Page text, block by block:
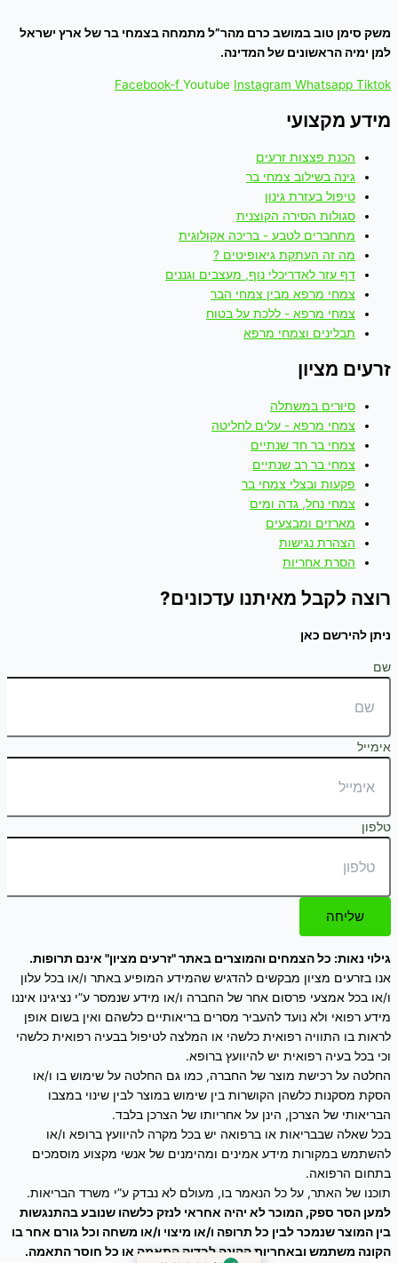
משק סימן טוב במושב כרם מהר”ל מתמחה בצמחי בר של ארץ ישראל
למן ימיה הראשונים של המדינה.
Facebook-f Youtube Instagram Whatsapp Tiktok
מידע מקצועי
הכנת פצצות זרעים
גינה בשילוב צמחי בר
טיפול בעזרת גינון
סגולות הסירה הקוצנית
מתחברים לטבע - בריכה אקולוגית
מה זה העתקת גיאופיטים ?
דף עזר לאדריכלי נוף, מעצבים וגננים
צמחי מרפא מבין צמחי הבר
צמחי מרפא - ללכת על בטוח
תבלינים וצמחי מרפא
זרעים מציון
סיורים במשתלה
צמחי מרפא - עלים לחליטה
צמחי בר חד שנתיים
צמחי בר רב שנתיים
פקעות ובצלי צמחי בר
צמחי נחל, גדה ומים
מארזים ומבצעים
הצהרת נגישות
הסרת אחריות
רוצה לקבל מאיתנו עדכונים?
ניתן להירשם כאן
שם
אימייל
טלפון
שליחה
גילוי נאות: כל הצמחים והמוצרים באתר "זרעים מציון" אינם תרופות.
אנו בזרעים מציון מבקשים להדגיש שהמידע המופיע באתר ו/או בכל עלון
ו/או בכל אמצעי פרסום אחר של החברה ו/או מידע שנמסר ע”י נציגינו איננו
מידע רפואי ולא נועד להעביר מסרים בריאותיים כלשהם ואין בשום אופן
לראות בו התוויה רפואית כלשהי או המלצה לטיפול בבעיה רפואית כלשהי
וכי בכל בעיה רפואית יש להיוועץ ברופא.
החלטה על רכישת מוצר של החברה, כמו גם החלטה על שימוש בו ו/או
הסקת מסקנות כלשהן הקושרות בין שימוש במוצר לבין שינוי במצבו
הבריאותי של הצרכן, הינן על אחריותו של הצרכן בלבד.
בכל שאלה שבבריאות או ברפואה יש בכל מקרה להיוועץ ברופא ו/או
להשתמש במקורות מידע אמינים ומהימנים של אנשי מקצוע מוסמכים
בתחום הרפואה.
תוכנו של האתר, על כל הנאמר בו, מעולם לא נבדק ע”י משרד הבריאות.
למען הסר ספק, המוכר לא יהיה אחראי לנזק כלשהו שנובע בהתנגשות
בין המוצר שנמכר לבין כל תרופה ו/או מיצוי ו/או משחה וכל גורם אחר בו
הקונה משתמש ובאחריות הקונה לבדוק התאמה או כל חוסר התאמה.